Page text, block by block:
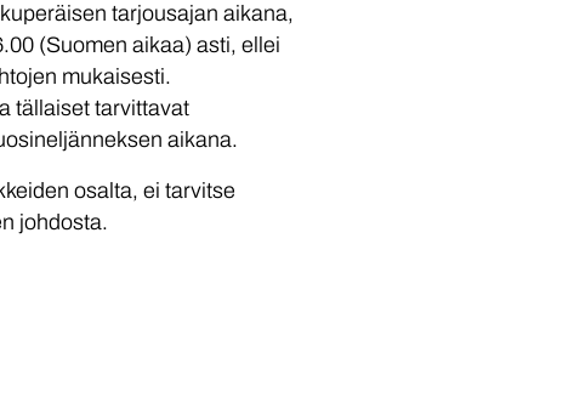
tarjousajan aikana,
(Suomen aikaa) asti, ellei
mukaisesti.
tällaiset tarvittavat
aikana.
osalta, ei tarvitse
johdosta.